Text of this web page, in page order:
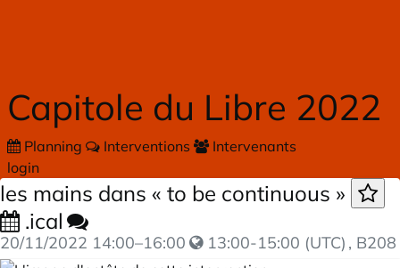
Capitole du Libre 2022
Planning Interventions
Intervenants
login
les mains dans « to be continuous »
.ical
20/11/2022 14:00–16:00 13:00-15:00 (UTC) , B208